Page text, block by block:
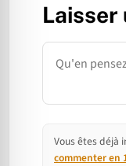
Laisser
Commentaire
Vous êtes déjà
commenter en